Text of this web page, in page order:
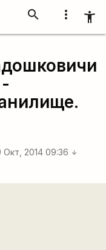
more_vert accessibility_new
search
Окт, 2014 09:36 arrow_downward